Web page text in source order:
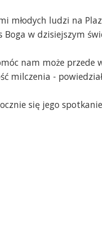
młodych ludzi na
Boga w dzisiejszym
nam może
milczenia -
się jego